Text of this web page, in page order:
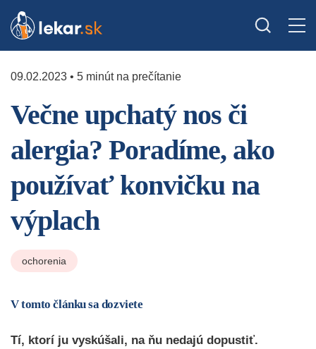
09.02.2023 • 5 minút na prečítanie
Večne upchatý nos či
alergia? Poradíme, ako
používať konvičku na
výplach
ochorenia
V tomto článku sa dozviete
Tí, ktorí ju vyskúšali, na ňu nedajú dopustiť.